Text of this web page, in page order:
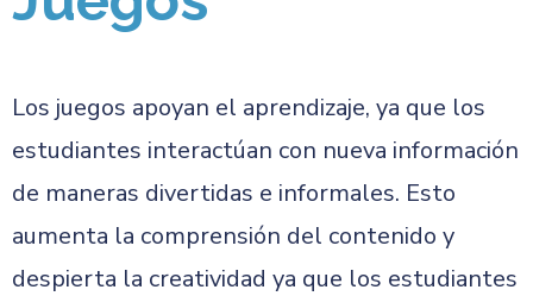
Los juegos apoyan el aprendizaje, ya que los
estudiantes interactúan con nueva información
de maneras divertidas e informales. Esto
aumenta la comprensión del contenido y
despierta la creatividad ya que los estudiantes